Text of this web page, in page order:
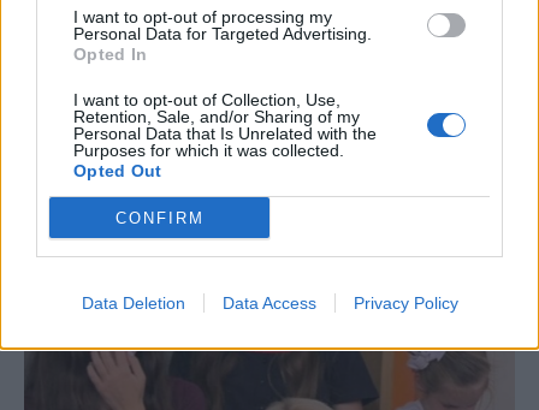
I want to opt-out of processing my
Personal Data for Targeted Advertising.
Opted In
I want to opt-out of Collection, Use,
Retention, Sale, and/or Sharing of my
Personal Data that Is Unrelated with the
Purposes for which it was collected.
Opted Out
CONFIRM
Data Deletion Data Access Privacy Policy